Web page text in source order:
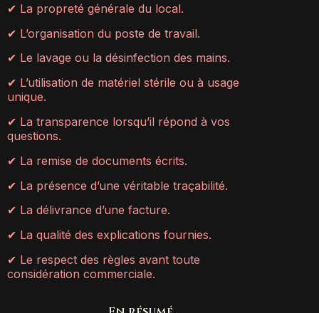
✔ La propreté générale du local.
✔ L’organisation du poste de travail.
✔ Le lavage ou la désinfection des mains.
✔ L’utilisation de matériel stérile ou à usage
unique.
✔ La transparence lorsqu’il répond à vos
questions.
✔ La remise de documents écrits.
✔ La présence d’une véritable traçabilité.
✔ La délivrance d’une facture.
✔ La qualité des explications fournies.
✔ Le respect des règles avant toute
considération commerciale.